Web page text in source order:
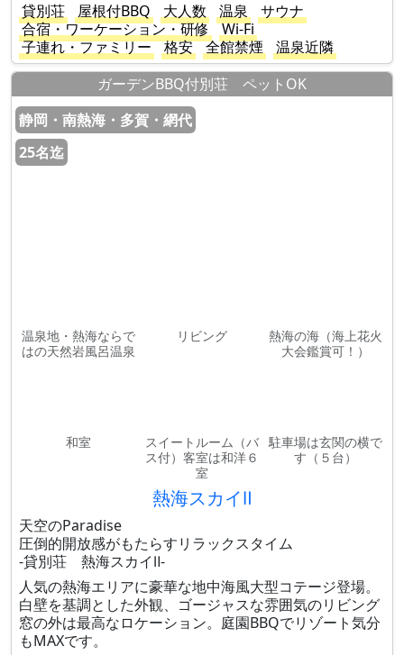
貸別荘
屋根付BBQ 大人数 温泉
サウナ
合宿・ワーケーション・研修
Wi-Fi
子連れ・ファミリー
格安 全館禁煙
温泉近隣
ガーデンBBQ付別荘 ペットOK
静岡・南熱海・多賀・網代
25名迄
温泉地・熱海ならで
はの天然岩風呂温泉
リビング
熱海の海（海上花火
大会鑑賞可！）
和室
スイートルーム（バ
ス付）客室は和洋６
室
駐車場は玄関の横で
す（５台）
熱海スカイⅡ
天空のParadise
圧倒的開放感がもたらすリラックスタイム
-貸別荘 熱海スカイⅡ-
人気の熱海エリアに豪華な地中海風大型コテージ登場。
白壁を基調とした外観、ゴージャスな雰囲気のリビング
窓の外は最高なロケーション。庭園BBQでリゾート気分
もMAXです。